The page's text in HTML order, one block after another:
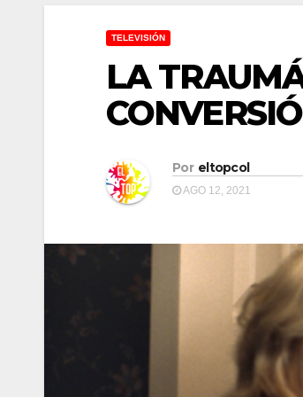
TELEVISIÓN
LA
Por eltopcol
AGO 12, 2021